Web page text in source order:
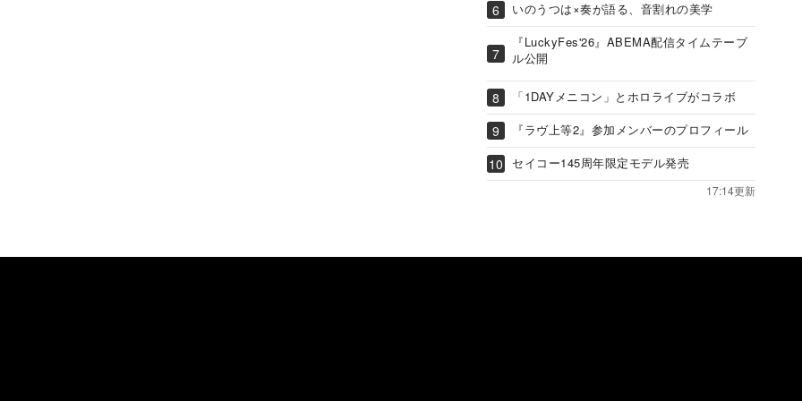
いのうつは×奏が語る、音割れの美学
『LuckyFes'26』ABEMA配信タイムテーブ
ル公開
「1DAYメニコン」とホロライブがコラボ
『ラヴ上等2』参加メンバーのプロフィール
セイコー145周年限定モデル発売
17:14更新